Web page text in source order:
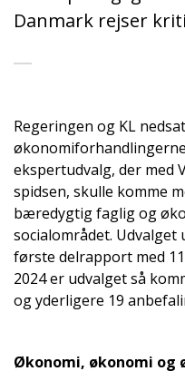
Danmark rejser
Regeringen og KL
ekspertudvalg, der med
spidsen, skulle komme
bæredygtig faglig og
socialområdet. Udvalget
første delrapport med
2024 er udvalget så
og yderligere 19
Økonomi, økonomi og